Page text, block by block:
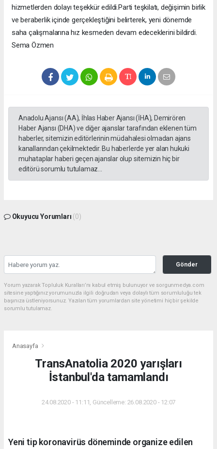
hizmetlerden dolayı teşekkür edildi.Parti teşkilatı, değişimin birlik
ve beraberlik içinde gerçekleştiğini belirterek, yeni dönemde
saha çalışmalarına hız kesmeden devam edeceklerini bildirdi.
Sema Özmen
Anadolu Ajansı (AA), İhlas Haber Ajansı (İHA), Demirören
Haber Ajansı (DHA) ve diğer ajanslar tarafından eklenen tüm
haberler, sitemizin editörlerinin müdahalesi olmadan ajans
kanallarından çekilmektedir. Bu haberlerde yer alan hukuki
muhataplar haberi geçen ajanslar olup sitemizin hiç bir
editörü sorumlu tutulamaz...
Okuyucu Yorumları (0)
Gönder
Yorum yazarak Topluluk Kuralları’nı kabul etmiş bulunuyor ve sorgunmedya.com
sitesine yaptığınız yorumunuzla ilgili doğrudan veya dolaylı tüm sorumluluğu tek
başınıza üstleniyorsunuz. Yazılan tüm yorumlardan site yönetimi hiçbir şekilde
sorumlu tutulamaz.
Anasayfa
TransAnatolia 2020 yarışları
İstanbul'da tamamlandı
24.08.2020 - 11:11, Güncelleme: 26.08.2020 - 12:07
Yeni tip koronavirüs döneminde organize edilen